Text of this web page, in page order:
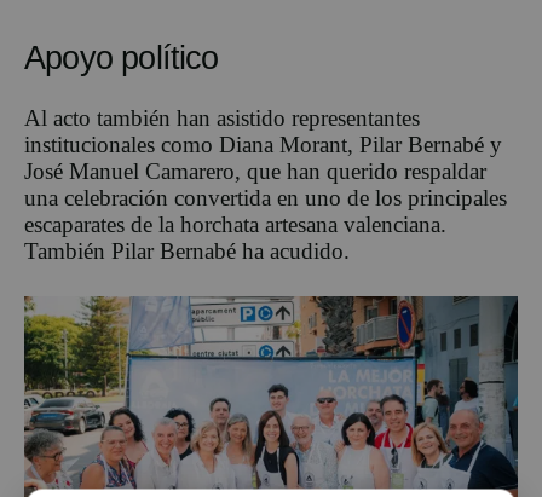
Apoyo político
Al acto también han asistido representantes
institucionales como Diana Morant, Pilar Bernabé y
José Manuel Camarero, que han querido respaldar
una celebración convertida en uno de los principales
escaparates de la horchata artesana valenciana.
También Pilar Bernabé ha acudido.